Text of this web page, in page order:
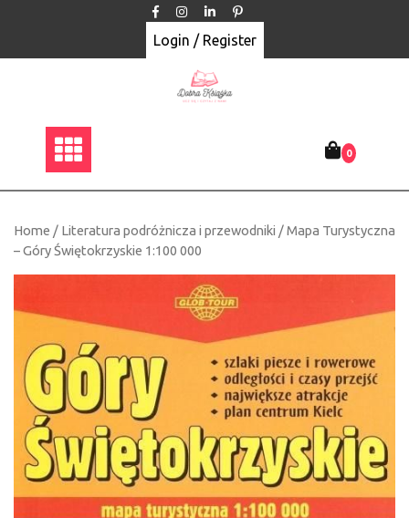
Login / Register
0
Home / Literatura podróżnicza i przewodniki / Mapa Turystyczna
– Góry Świętokrzyskie 1:100 000